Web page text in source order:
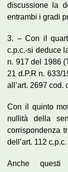
discussione la
entrambi i gradi
3. – Con il
c.p.c.-si deduce
n. 917 del 1986
21 d.P.R n. 633/
all’art. 2697 cod.
Con il quinto
nullità della
corrispondenza
dell’art. 112 c.p.c.
Anche questi